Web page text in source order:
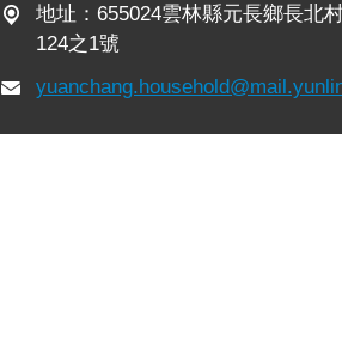
地址：655024雲林縣元長鄉長北
124之1號